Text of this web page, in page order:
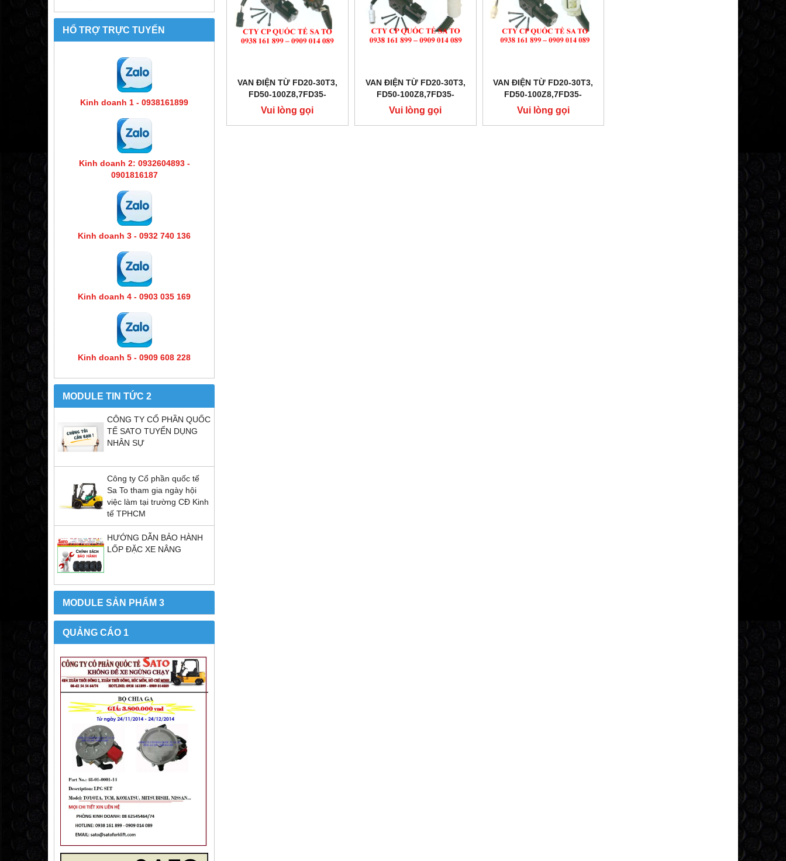
HỔ TRỢ TRỰC TUYẾN
Kinh doanh 1 - 0938161899
Kinh doanh 2: 0932604893 -
0901816187
Kinh doanh 3 - 0932 740 136
Kinh doanh 4 - 0903 035 169
Kinh doanh 5 - 0909 608 228
MODULE TIN TỨC 2
CÔNG TY CỔ PHẦN QUỐC
TẾ SATO TUYỂN DỤNG
NHÂN SỰ
Công ty Cổ phần quốc tế
Sa To tham gia ngày hội
việc làm tại trường CĐ Kinh
tế TPHCM
HƯỚNG DẪN BẢO HÀNH
LỐP ĐẶC XE NÂNG
MODULE SẢN PHẨM 3
QUẢNG CÁO 1
VAN ĐIỆN TỪ FD20-30T3,
FD50-100Z8,7FD35-
50,FD10-30N
Vui lòng gọi
VAN ĐIỆN TỪ FD20-30T3,
FD50-100Z8,7FD35-
50,FD10-30N
Vui lòng gọi
VAN ĐIỆN TỪ FD20-30T3,
FD50-100Z8,7FD35-
50,FD10-30N
Vui lòng gọi